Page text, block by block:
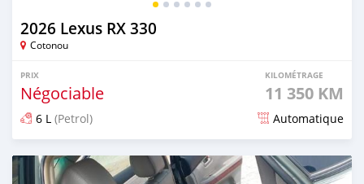
2026 Lexus RX 330
Cotonou
PRIX
Négociable
KILOMÉTRAGE
11 350 KM
6 L (Petrol) Automatique
Publié il y a 4 mois